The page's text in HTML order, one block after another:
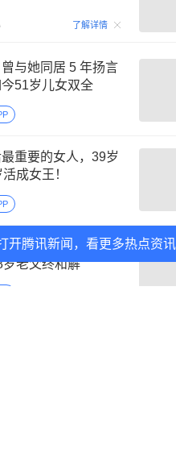
开腾讯新闻，看更多热点资讯
了解详情
与她同居 5 年扬言
51岁儿女双全
重要的女人，39岁
成女王！
，40年后花500万养
老父终和解